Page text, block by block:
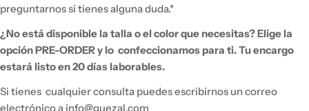
preguntarnos si tienes alguna duda.*
¿No está disponible la talla o el color que necesitas?Elige la
opción PRE-ORDER y lo confeccionamos para ti.Tu encargo
estará listo en 20 días laborables.
Si tienes cualquier consulta puedes escribirnos un correo
electrónico a info@guezal.com